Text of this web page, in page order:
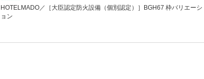
HOTELMADO／［大臣認定防火設備（個別認定）］BGH67 枠バリエーシ
ョン